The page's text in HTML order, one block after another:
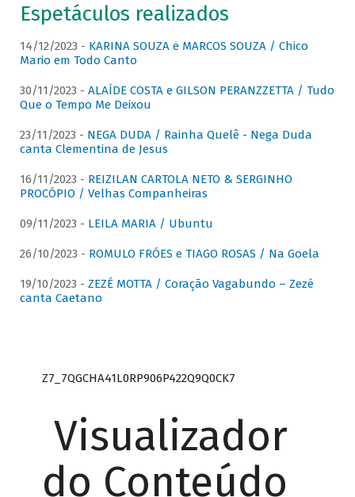
Espetáculos realizados
14/12/2023 - KARINA SOUZA e MARCOS SOUZA / Chico
Mario em Todo Canto
30/11/2023 - ALAÍDE COSTA e GILSON PERANZZETTA / Tudo
Que o Tempo Me Deixou
23/11/2023 - NEGA DUDA / Rainha Quelê - Nega Duda
canta Clementina de Jesus
16/11/2023 - REIZILAN CARTOLA NETO & SERGINHO
PROCÓPIO / Velhas Companheiras
09/11/2023 - LEILA MARIA / Ubuntu
26/10/2023 - ROMULO FRÓES e TIAGO ROSAS / Na Goela
19/10/2023 - ZEZÉ MOTTA / Coração Vagabundo – Zezé
canta Caetano
Z7_7QGCHA41L0RP906P422Q9Q0CK7
Visualizador
do Conteúdo